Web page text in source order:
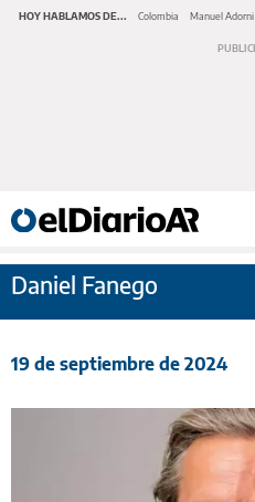
HOY HABLAMOS DE... Colombia Manuel Adorni
Daniel Fanego
19 de septiembre de 2024